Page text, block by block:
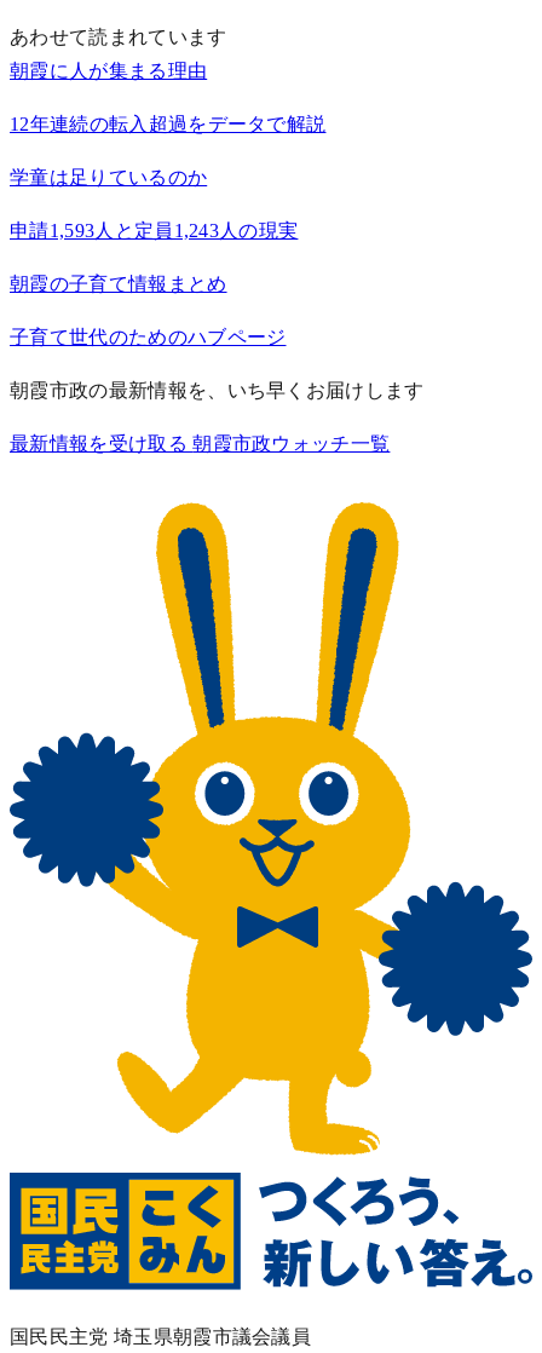
あわせて読まれています
朝霞に人が集まる理由
12年連続の転入超過をデータで解説
学童は足りているのか
申請1,593人と定員1,243人の現実
朝霞の子育て情報まとめ
子育て世代のためのハブページ
朝霞市政の最新情報を、いち早くお届けします
最新情報を受け取る朝霞市政ウォッチ一覧
国民民主党 埼玉県朝霞市議会議員